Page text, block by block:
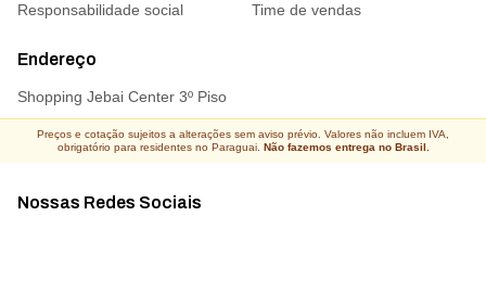
Responsabilidade social
Time de vendas
Endereço
Shopping Jebai Center 3º Piso
Nossas Redes Sociais
Preços e cotação sujeitos a alterações sem aviso prévio. Valores não incluem IVA,
obrigatório para residentes no Paraguai. Não fazemos entrega no Brasil.